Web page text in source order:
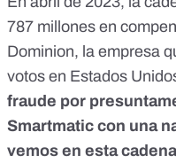
787 millones en
Dominion, la empresa
votos en Estados
fraude por
Smartmatic con una
vemos en esta cadena